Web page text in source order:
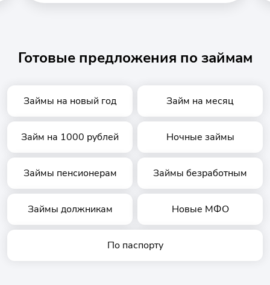
Готовые предложения по займам
Займы на новый год Займ на месяц
Займ на 1000 рублей Ночные займы
Займы пенсионерам Займы безработным
Займы должникам Новые МФО
По паспорту